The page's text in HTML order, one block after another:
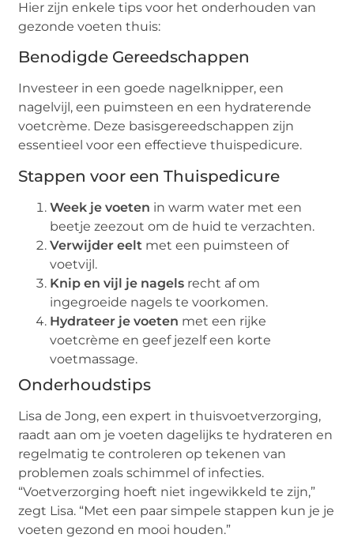
Hier zijn enkele tips voor het onderhouden van
gezonde voeten thuis:
Benodigde Gereedschappen
Investeer in een goede nagelknipper, een
nagelvijl, een puimsteen en een hydraterende
voetcrème. Deze basisgereedschappen zijn
essentieel voor een effectieve thuispedicure.
Stappen voor een Thuispedicure
Week je voeten in warm water met een
beetje zeezout om de huid te verzachten.
Verwijder eelt met een puimsteen of
voetvijl.
Knip en vijl je nagels recht af om
ingegroeide nagels te voorkomen.
Hydrateer je voeten met een rijke
voetcrème en geef jezelf een korte
voetmassage.
Onderhoudstips
Lisa de Jong, een expert in thuisvoetverzorging,
raadt aan om je voeten dagelijks te hydrateren en
regelmatig te controleren op tekenen van
problemen zoals schimmel of infecties.
“Voetverzorging hoeft niet ingewikkeld te zijn,”
zegt Lisa. “Met een paar simpele stappen kun je je
voeten gezond en mooi houden.”